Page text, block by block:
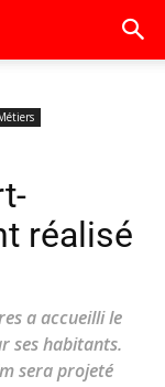
réalisé
a accueilli le
ses habitants.
sera projeté